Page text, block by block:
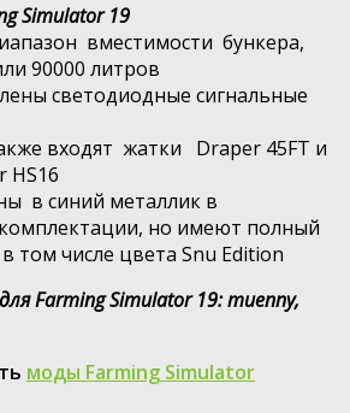
Simulator 19
вместимости бункера,
90000 литров
светодиодные сигнальные
входят жатки Draper 45FT и
HS16
в синий металлик в
но имеют полный
том числе цвета Snu Edition
Farming Simulator 19: muenny,
моды Farming Simulator